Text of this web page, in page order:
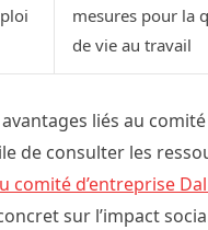
mesures pour la
de vie au travail
liés au comité
de consulter les
comité d’entreprise
sur l’impact